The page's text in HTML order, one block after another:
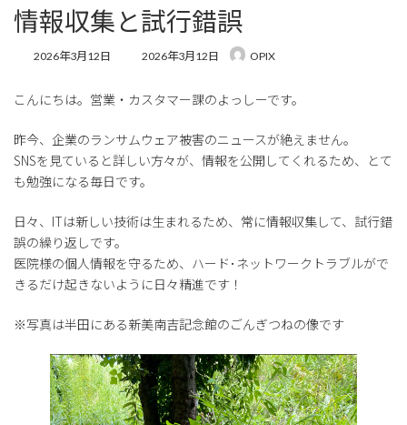
情報収集と試行錯誤
2026年3月12日
最
新
時
2026年3月12日 OPIX
こんにちは。営業・カスタマー課のよっしーです。
昨今、企業のランサムウェア被害のニュースが絶えません。
SNSを見ていると詳しい方々が、情報を公開してくれるため、とて
も勉強になる毎日です。
日々、ITは新しい技術は生まれるため、常に情報収集して、試行錯
誤の繰り返しです。
医院様の個人情報を守るため、ハード･ネットワークトラブルがで
きるだけ起きないように日々精進です！
※写真は半田にある新美南吉記念館のごんぎつねの像です